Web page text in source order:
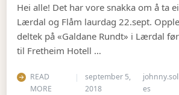
Hei alle! Det har vore snakka om å ta
Lærdal og Flåm laurdag 22.sept.
deltek på «Galdane Rundt» i Lærdal
til Fretheim Hotell …
READ
MORE
september 5,
2018
es